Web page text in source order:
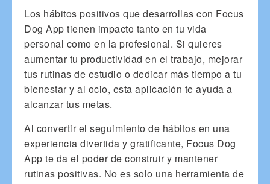
Los hábitos positivos que desarrollas con Focus
Dog App tienen impacto tanto en tu vida
personal como en la profesional. Si quieres
aumentar tu productividad en el trabajo, mejorar
tus rutinas de estudio o dedicar más tiempo a tu
bienestar y al ocio, esta aplicación te ayuda a
alcanzar tus metas.
Al convertir el seguimiento de hábitos en una
experiencia divertida y gratificante, Focus Dog
App te da el poder de construir y mantener
rutinas positivas. No es solo una herramienta de